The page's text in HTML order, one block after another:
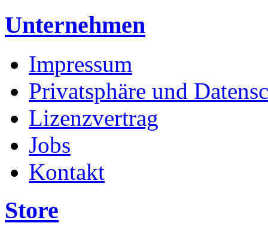
Unternehmen
Impressum
Privatsphäre und
Lizenzvertrag
Jobs
Kontakt
Store